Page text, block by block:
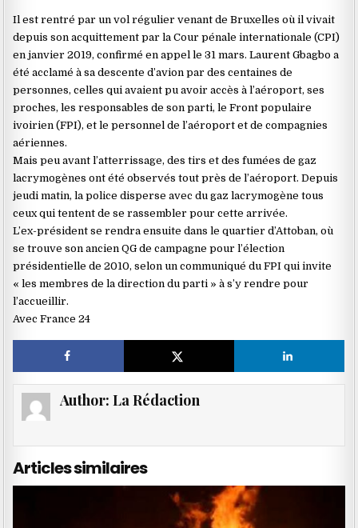
Il est rentré par un vol régulier venant de Bruxelles où il vivait
depuis son acquittement par la Cour pénale internationale (CPI)
en janvier 2019, confirmé en appel le 31 mars. Laurent Gbagbo a
été acclamé à sa descente d’avion par des centaines de
personnes, celles qui avaient pu avoir accès à l’aéroport, ses
proches, les responsables de son parti, le Front populaire
ivoirien (FPI), et le personnel de l’aéroport et de compagnies
aériennes.
Mais peu avant l’atterrissage, des tirs et des fumées de gaz
lacrymogènes ont été observés tout près de l’aéroport. Depuis
jeudi matin, la police disperse avec du gaz lacrymogène tous
ceux qui tentent de se rassembler pour cette arrivée.
L’ex-président se rendra ensuite dans le quartier d’Attoban, où
se trouve son ancien QG de campagne pour l’élection
présidentielle de 2010, selon un communiqué du FPI qui invite
« les membres de la direction du parti » à s’y rendre pour
l’accueillir.
Avec France 24
Author: La Rédaction
Articles similaires